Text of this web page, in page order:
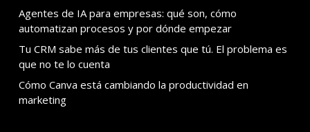
Agentes de IA para empresas: qué son, cómo
automatizan procesos y por dónde empezar
Tu CRM sabe más de tus clientes que tú. El problema es
que no te lo cuenta
Cómo Canva está cambiando la productividad en
marketing